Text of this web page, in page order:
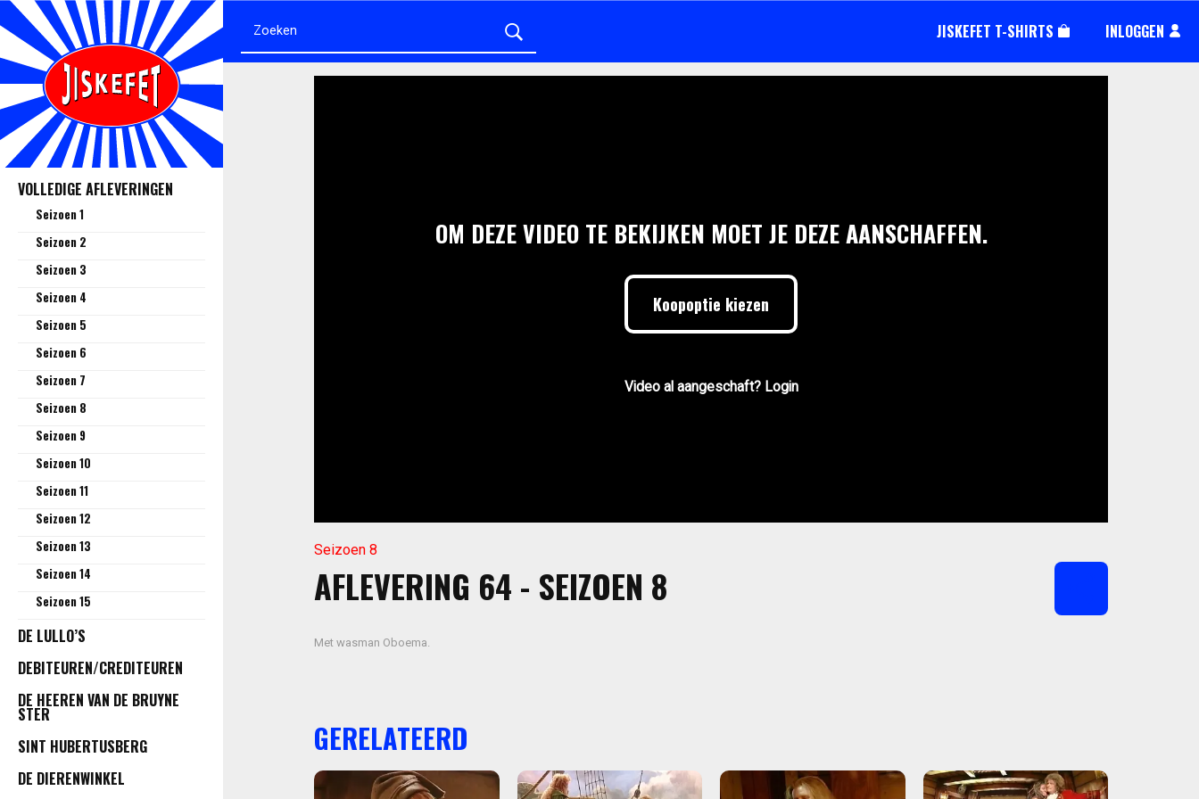
JISKEFET T-SHIRTS INLOGGEN
VOLLEDIGE AFLEVERINGEN
Seizoen 1
Seizoen 2
Seizoen 3
Seizoen 4
Seizoen 5
Seizoen 6
Seizoen 7
Seizoen 8
Seizoen 9
Seizoen 10
Seizoen 11
Seizoen 12
Seizoen 13
Seizoen 14
Seizoen 15
DE LULLO’S
DEBITEUREN/CREDITEUREN
DE HEEREN VAN DE BRUYNE
STER
SINT HUBERTUSBERG
DE DIERENWINKEL
OM DEZE VIDEO TE BEKIJKEN MOET JE DEZE AANSCHAFFEN.
Koopoptie kiezen
Video al aangeschaft? Login
Seizoen 8
AFLEVERING 64 - SEIZOEN 8
Met wasman Oboema.
GERELATEERD